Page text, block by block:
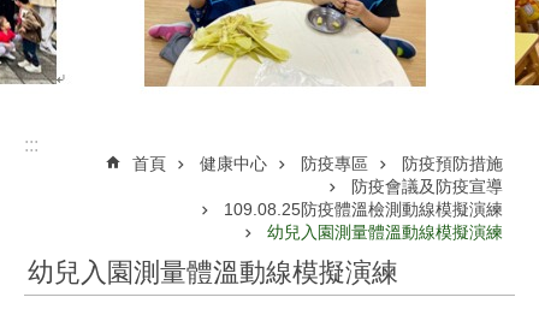
:::
首頁 健康中心 防疫專區
防疫預防措施
防疫會議及防疫宣導
109.08.25防疫體溫檢測動線模擬演練
幼兒入園測量體溫動線模擬演練
幼兒入園測量體溫動線模擬演練